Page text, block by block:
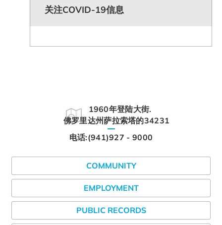
关注COVID-19信息
1960年登陆大街.
佛罗里达州萨拉索塔的34231
电话:(941)927 - 9000
COMMUNITY
EMPLOYMENT
PUBLIC RECORDS